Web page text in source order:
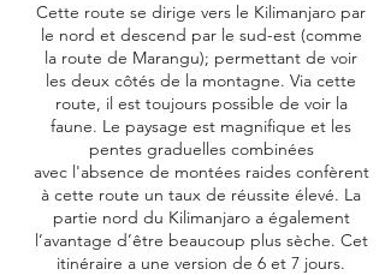
Cette route se dirige vers le Kilimanjaro par
le nord et descend par le sud-est (comme
la route de Marangu); permettant de voir
les deux côtés de la montagne. Via cette
route, il est toujours possible de voir la
faune. Le paysage est magnifique et les
pentes graduelles combinées
avec l'absence de montées raides confèrent
à cette route un taux de réussite élevé. La
partie nord du Kilimanjaro a également
l’avantage d’être beaucoup plus sèche. Cet
itinéraire a une version de 6 et 7 jours.